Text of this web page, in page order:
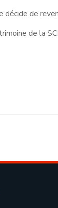
décide de
de la SCI